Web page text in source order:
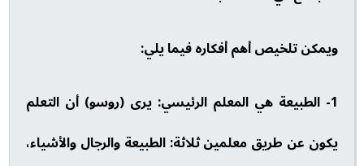
ويمكن تلخيص أهم أفكاره فيما يلي:
1- الطبيعة هي المعلم الرئيسي: يرى (روسو) أن التعلم
يكون عن طريق معلمين ثلاثة: الطبيعة والرجال والأشياء،